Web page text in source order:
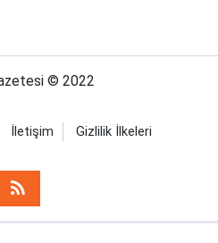
© 2022
İletişim Gizlilik İlkeleri